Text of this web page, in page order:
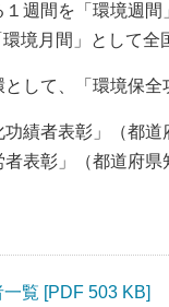
週間を「環境週間
境月間」として全
して、「環境保全
績者表彰」（都道
表彰」（都道府
覧 [PDF 503 KB]